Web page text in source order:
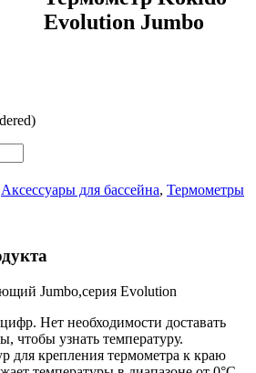
Evolution Jumbo
Аксессуары для бассейна, Термометры
Jumbo,серия Evolution
Нет необходимости доставать
чтобы узнать температуру.
для крепления термометра к краю